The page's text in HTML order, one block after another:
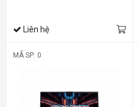
Liên hệ
MÃ SP: 0